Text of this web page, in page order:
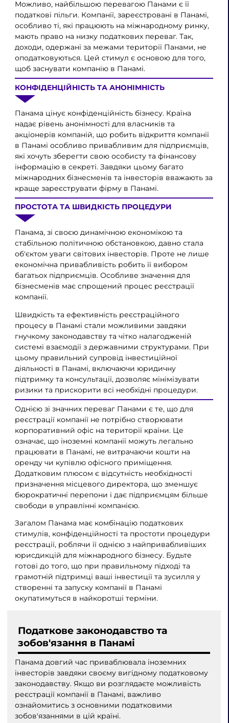
Можливо, найбільшою перевагою Панами є її
податкові пільги. Компанії, зареєстровані в Панамі,
особливо ті, які працюють на міжнародному ринку,
мають право на низку податкових переваг. Так,
доходи, одержані за межами території Панами, не
оподатковуються. Цей стимул є основою для того,
щоб заснувати компанію в Панамі.
КОНФІДЕНЦІЙНІСТЬ ТА АНОНІМНІСТЬ
Панама цінує конфіденційність бізнесу. Країна
надає рівень анонімності для власників та
акціонерів компаній, що робить відкриття компанії
в Панамі особливо привабливим для підприємців,
які хочуть зберегти свою особисту та фінансову
інформацію в секреті. Завдяки цьому багато
міжнародних бізнесменів та інвесторів вважають за
краще зареєструвати фірму в Панамі.
ПРОСТОТА ТА ШВИДКІСТЬ ПРОЦЕДУРИ
Панама, зі своєю динамічною економікою та
стабільною політичною обстановкою, давно стала
об'єктом уваги світових інвесторів. Проте не лише
економічна привабливість робить її вибором
багатьох підприємців. Особливе значення для
бізнесменів має спрощений процес реєстрації
компанії.
Швидкість та ефективність реєстраційного
процесу в Панамі стали можливими завдяки
гнучкому законодавству та чітко налагодженій
системі взаємодії з державними структурами. При
цьому правильний супровід інвестиційної
діяльності в Панамі, включаючи юридичну
підтримку та консультації, дозволяє мінімізувати
ризики та прискорити всі необхідні процедури.
Однією зі значних переваг Панами є те, що для
реєстрації компанії не потрібно створювати
корпоративний офіс на території країни. Це
означає, що іноземні компанії можуть легально
працювати в Панамі, не витрачаючи кошти на
оренду чи купівлю офісного приміщення.
Додатковим плюсом є відсутність необхідності
призначення місцевого директора, що зменшує
бюрократичні перепони і дає підприємцям більше
свободи в управлінні компанією.
Загалом Панама має комбінацію податкових
стимулів, конфіденційності та простоти процедури
реєстрації, роблячи її однією з найпривабливіших
юрисдикцій для міжнародного бізнесу. Будьте
готові до того, що при правильному підході та
грамотній підтримці ваші інвестиції та зусилля у
створенні та запуску компанії в Панамі
окупатимуться в найкоротші терміни.
Податкове законодавство та
зобов'язання в Панамі
Панама довгий час приваблювала іноземних
інвесторів завдяки своєму вигідному податковому
законодавству. Якщо ви розглядаєте можливість
реєстрації компанії в Панамі, важливо
ознайомитись з основними податковими
зобов'язаннями в цій країні.